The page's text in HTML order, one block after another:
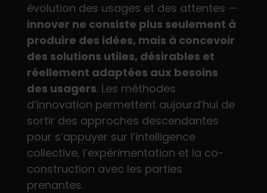
évolution des usages et des attentes —
innover ne consiste plus seulement à
produire des idées, mais à concevoir
des solutions utiles, désirables et
réellement adaptées aux besoins
des usagers. Les méthodes
d’innovation permettent aujourd’hui de
sortir des approches descendantes
pour s’appuyer sur l’intelligence
collective, l’expérimentation et la co-
construction avec les parties
prenantes.